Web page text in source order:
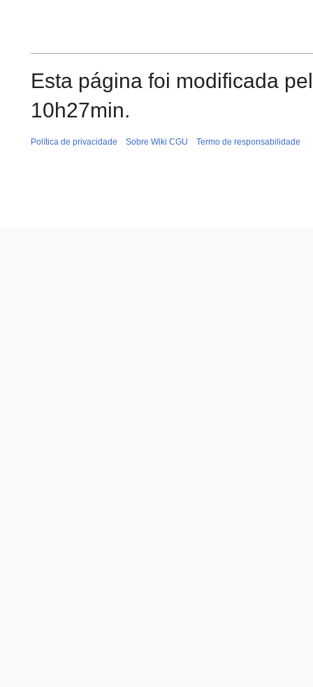
Esta página foi modificada
10h27min.
Política de privacidade Sobre Wiki CGU Termo de responsabilidade